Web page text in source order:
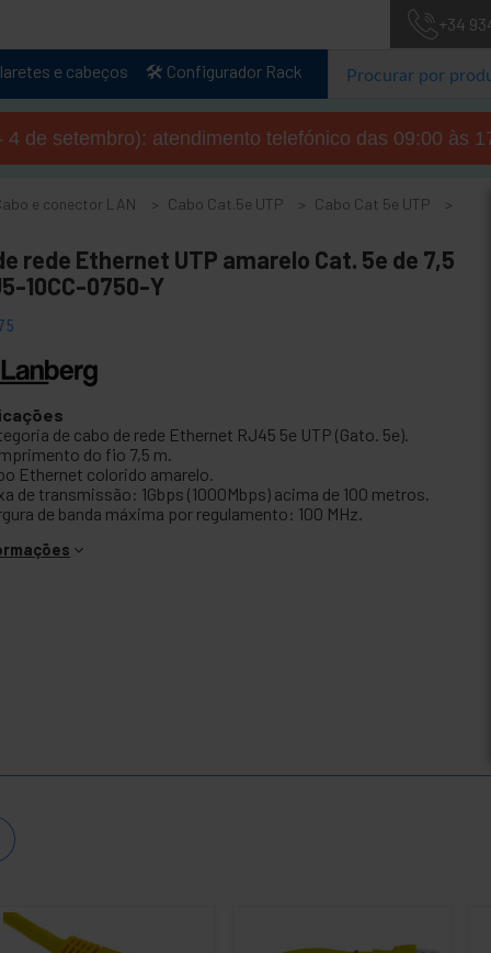
+34
e cabeços 🛠️ Configurador Rack
de setembro): atendimento telefónico das 09:00 às
e conector LAN Cabo Cat.5e UTP
Cabo Cat 5e UTP
rede Ethernet UTP amarelo Cat. 5e de 7,5
10CC-0750-Y
de cabo de rede Ethernet RJ45 5e UTP (Gato. 5e).
do fio 7,5 m.
Ethernet colorido amarelo.
de transmissão: 1Gbps (1000Mbps) acima de 100 metros.
de banda máxima por regulamento: 100 MHz.